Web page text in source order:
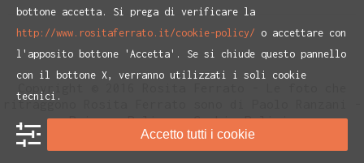
ritraggono Rosita Ferrato sono di Paolo Ranzani -
Privacy PolicyeCookie Policiy
bottone accetta. Si prega di verificare la
http://www.rositaferrato.it/cookie-policy/ o accettare con
l'apposito bottone 'Accetta'. Se si chiude questo pannello
con il bottone X, verranno utilizzati i soli cookie
tecnici.
Accetto tutti i cookie